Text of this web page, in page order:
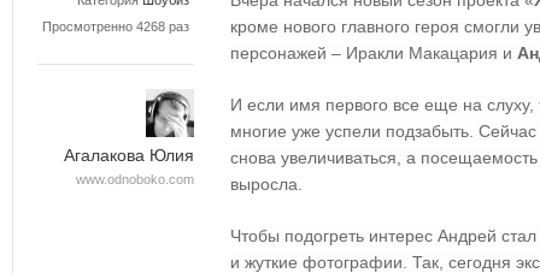
Просмотренно 4268 раз
Агалакова Юлия
www.odnoboko.com
кроме нового главного героя смогли
персонажей – Иракли Макацария и
И если имя первого все еще на слуху,
многие уже успели подзабыть.
снова увеличиваться, а
выросла.
Чтобы подогреть интерес Андрей
и жуткие фотографии. Так, сегодня